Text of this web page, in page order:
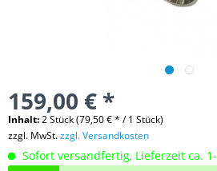
159,00 € *
Inhalt:2 Stück (79,50 € * / 1 Stück)
zzgl. MwSt.zzgl. Versandkosten
Sofort versandfertig, Lieferzeit ca.